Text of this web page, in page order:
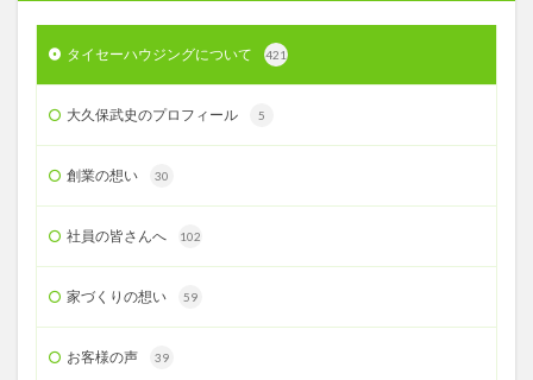
タイセーハウジングについて 421
大久保武史のプロフィール 5
創業の想い 30
社員の皆さんへ 102
家づくりの想い 59
お客様の声 39